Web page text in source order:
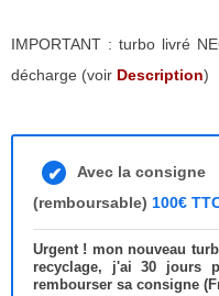
IMPORTANT : turbo livré
décharge (voir Description)
Avec la consigne
(remboursable) 100€
Urgent ! mon nouveau
recyclage, j'ai 30 jours
rembourser sa consigne